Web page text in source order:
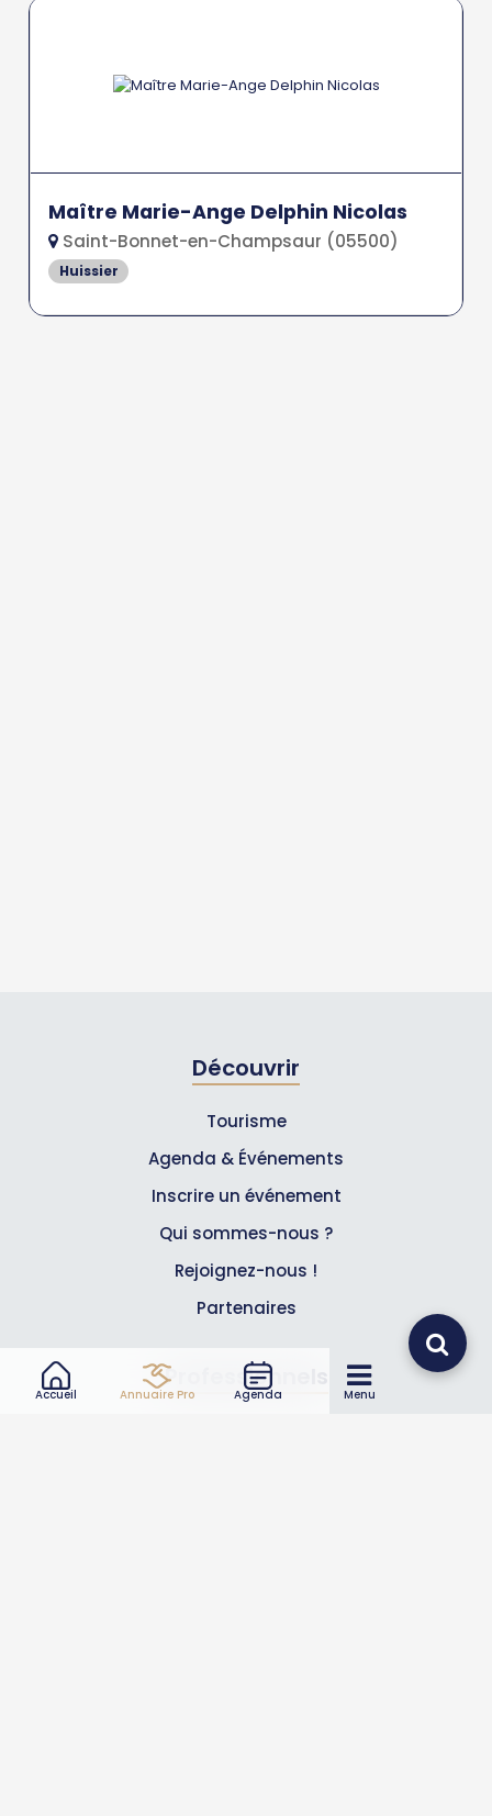
Accueil Annuaire Pro Agenda Menu
Maître Marie-Ange Delphin Nicolas
Saint-Bonnet-en-Champsaur (05500)
Huissier
Découvrir
Tourisme
Agenda & Événements
Inscrire un événement
Qui sommes-nous ?
Rejoignez-nous !
Partenaires
Professionnels